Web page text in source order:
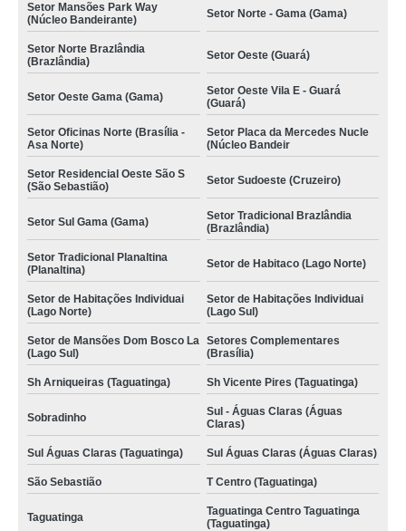
Setor Mansões Park Way
(Núcleo Bandeirante)
Setor Norte - Gama (Gama)
Setor Norte Brazlândia
(Brazlândia)
Setor Oeste (Guará)
Setor Oeste Gama (Gama)
Setor Oeste Vila E - Guará
(Guará)
Setor Oficinas Norte (Brasília -
Asa Norte)
Setor Placa da Mercedes Nucle
(Núcleo Bandeir
Setor Residencial Oeste São S
(São Sebastião)
Setor Sudoeste (Cruzeiro)
Setor Sul Gama (Gama)
Setor Tradicional Brazlândia
(Brazlândia)
Setor Tradicional Planaltina
(Planaltina)
Setor de Habitaco (Lago Norte)
Setor de Habitações Individuai
(Lago Norte)
Setor de Habitações Individuai
(Lago Sul)
Setor de Mansões Dom Bosco La
(Lago Sul)
Setores Complementares
(Brasília)
Sh Arniqueiras (Taguatinga) Sh Vicente Pires (Taguatinga)
Sobradinho
Sul - Águas Claras (Águas
Claras)
Sul Águas Claras (Taguatinga) Sul Águas Claras (Águas Claras)
São Sebastião T Centro (Taguatinga)
Taguatinga
Taguatinga Centro Taguatinga
(Taguatinga)